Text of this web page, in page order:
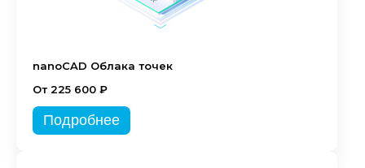
nanoCAD Облака точек
От 225 600 ₽
Подробнее